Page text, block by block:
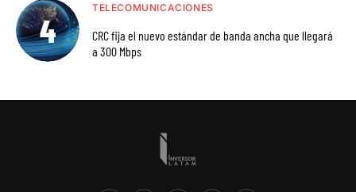
TELECOMUNICACIONES
CRC fija el nuevo estándar de banda ancha que llegará
a 300 Mbps